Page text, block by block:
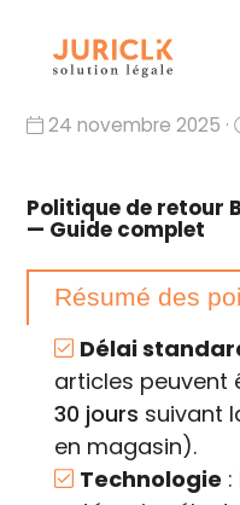
24 novembre 2025 ·
Politique de retour
— Guide complet
Résumé des
Délai
articles peuvent
30 jours suivant
en magasin).
Technologie